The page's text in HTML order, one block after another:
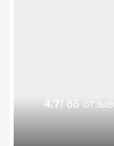
4.7/ 86